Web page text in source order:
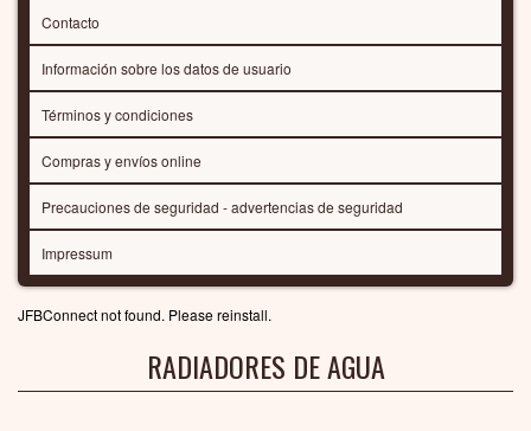
Contacto
Información sobre los datos de usuario
Términos y condiciones
Compras y envíos online
Precauciones de seguridad - advertencias de seguridad
Impressum
JFBConnect not found. Please reinstall.
RADIADORES DE AGUA